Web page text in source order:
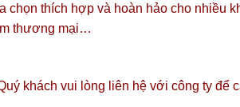
thích hợp và hoàn hảo cho nhiều
thương mại…
khách vui lòng liên hệ với công ty để